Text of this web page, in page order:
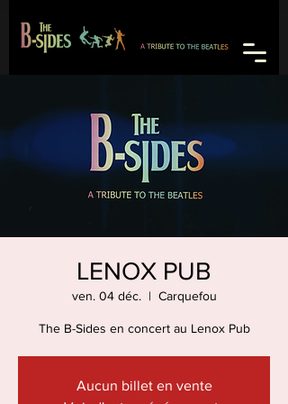
LENOX PUB
ven. 04 déc.
  |
Carquefou
The B-Sides en concert au Lenox Pub
Aucun billet en vente